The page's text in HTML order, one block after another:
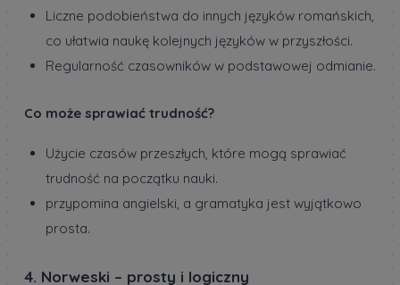
Liczne podobieństwa do innych języków romańskich,
co ułatwia naukę kolejnych języków w przyszłości.
Regularność czasowników w podstawowej odmianie.
Co może sprawiać trudność?
Użycie czasów przeszłych, które mogą sprawiać
trudność na początku nauki.
przypomina angielski, a gramatyka jest wyjątkowo
prosta.
4. Norweski – prosty i logiczny